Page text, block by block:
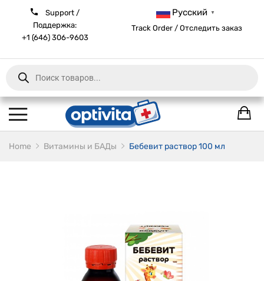
Support /
Поддержка:
+1 (646) 306-9603
Русский ▼
Track Order / Отследить заказ
Products
search
Home Витамины и БАДы Бебевит раствор 100 мл